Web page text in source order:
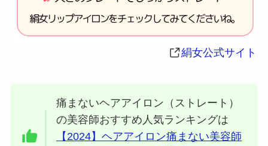
絹女公式サイト
痛まないヘアアイロン（ストレート）
の美容師おすすめ人気ランキングは
【2024】ヘアアイロン痛まない美容師